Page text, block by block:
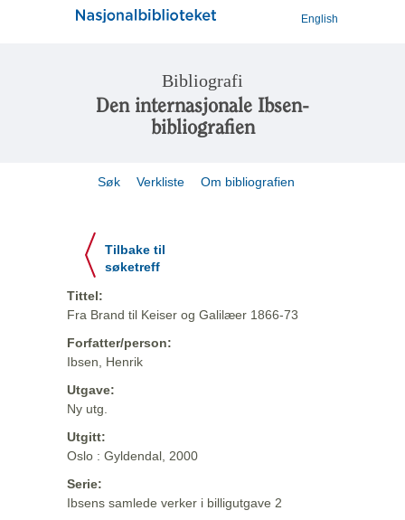
English
Bibliografi
Den internasjonale Ibsen-
bibliografien
Søk Verkliste Om bibliografien
Tilbake til
søketreff
Tittel:
Fra Brand til Keiser og Galilæer 1866-73
Forfatter/person:
Ibsen, Henrik
Utgave:
Ny utg.
Utgitt:
Oslo : Gyldendal, 2000
Serie:
Ibsens samlede verker i billigutgave 2